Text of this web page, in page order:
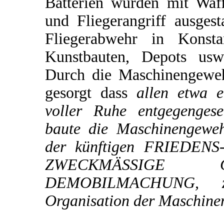
und Fliegerangriff
Fliegerabwehr in
Kunstbauten, Depots
Durch die
gesorgt dass allen etwa
voller Ruhe
baute die
der künftigen
Organisation der